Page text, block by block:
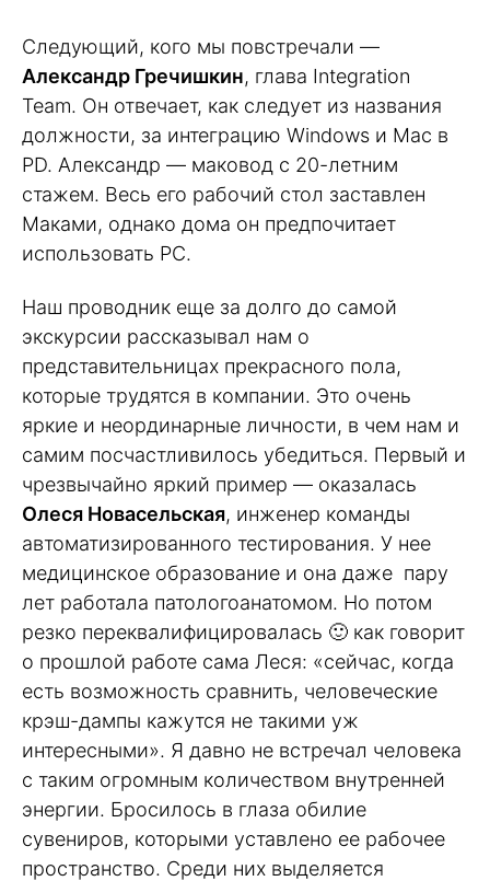
Следующий, кого мы повстречали —
Александр Гречишкин, глава Integration
Team. Он отвечает, как следует из названия
должности, за интеграцию Windows и Mac в
PD. Александр — маковод с 20-летним
стажем. Весь его рабочий стол заставлен
Маками, однако дома он предпочитает
использовать PC.
Наш проводник еще за долго до самой
экскурсии рассказывал нам о
представительницах прекрасного пола,
которые трудятся в компании. Это очень
яркие и неординарные личности, в чем нам и
самим посчастливилось убедиться. Первый и
чрезвычайно яркий пример — оказалась
Олеся Новасельская, инженер команды
автоматизированного тестирования. У нее
медицинское образование и она даже пару
лет работала патологоанатомом. Но потом
резко переквалифицировалась 🙂 как говорит
о прошлой работе сама Леся: «сейчас, когда
есть возможность сравнить, человеческие
крэш-дампы кажутся не такими уж
интересными». Я давно не встречал человека
с таким огромным количеством внутренней
энергии. Бросилось в глаза обилие
сувениров, которыми уставлено ее рабочее
пространство. Среди них выделяется